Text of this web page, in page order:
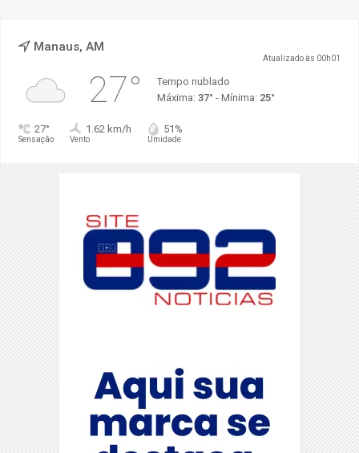
Manaus, AM
Atualizado às 00h01
27°
Tempo nublado
Máxima: 37° - Mínima: 25°
27°
Sensação
1.62 km/h
Vento
51%
Umidade